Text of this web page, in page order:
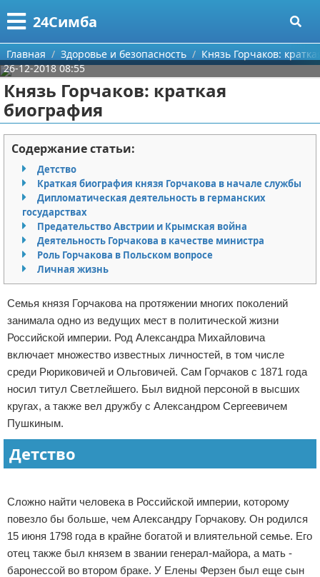
24Симба
Меню
Главная
Категории
Государство и право
Причинение вреда
Иммиграция
Здоровье и безопасность
Авторские права
Поиск
О проекте
Контакты
Сотрудничество
Размещение рекламы
Для правообладателей
Условия предоставления информации
Отказ от ответственности
Главная Здоровье и безопасность
Князь Горчаков:
26-12-2018 08:55
Князь Горчаков: краткая
биография
Содержание статьи:
Детство
Краткая биография князя Горчакова в начале службы
Дипломатическая деятельность в германских
государствах
Предательство Австрии и Крымская война
Деятельность Горчакова в качестве министра
Роль Горчакова в Польском вопросе
Личная жизнь
Семья князя Горчакова на протяжении многих поколений
занимала одно из ведущих мест в политической жизни
Российской империи. Род Александра Михайловича
включает множество известных личностей, в том числе
среди Рюриковичей и Ольговичей. Сам Горчаков с 1871 года
носил титул Светлейшего. Был видной персоной в высших
кругах, а также вел дружбу с Александром Сергеевичем
Пушкиным.
Детство
Сложно найти человека в Российской империи, которому
повезло бы больше, чем Александру Горчакову. Он родился
15 июня 1798 года в крайне богатой и влиятельной семье. Его
отец также был князем в звании генерал-майора, а мать -
баронессой во втором браке. У Елены Ферзен был еще сын